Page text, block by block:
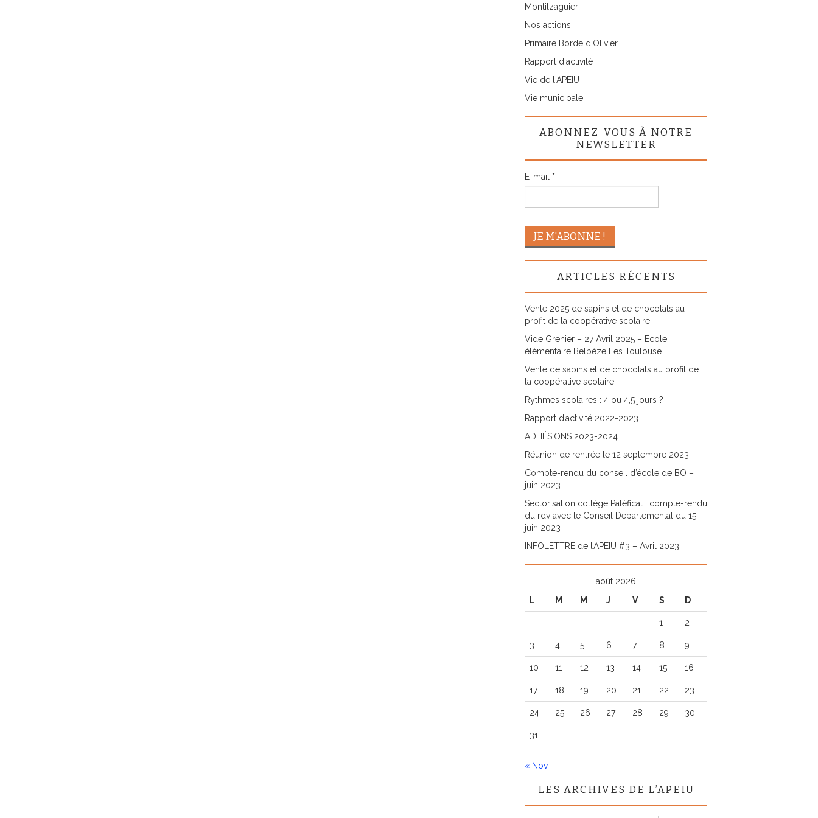
Montilzaguier
Nos actions
Primaire Borde d'Olivier
Rapport d'activité
Vie de l'APEIU
Vie municipale
ABONNEZ-VOUS À NOTRE
NEWSLETTER
E-mail *
ARTICLES RÉCENTS
Vente 2025 de sapins et de chocolats au
profit de la coopérative scolaire
Vide Grenier – 27 Avril 2025 – Ecole
élémentaire Belbèze Les Toulouse
Vente de sapins et de chocolats au profit de
la coopérative scolaire
Rythmes scolaires : 4 ou 4,5 jours ?
Rapport d’activité 2022-2023
ADHÉSIONS 2023-2024
Réunion de rentrée le 12 septembre 2023
Compte-rendu du conseil d’école de BO –
juin 2023
Sectorisation collège Paléficat : compte-rendu
du rdv avec le Conseil Départemental du 15
juin 2023
INFOLETTRE de l’APEIU #3 – Avril 2023
août 2026
L
M M J V S D
1 2
3 4 5 6 7 8 9
10 11 12 13 14 15 16
17 18 19 20 21 22 23
24 25 26 27 28 29 30
31
« Nov
LES ARCHIVES DE L’APEIU